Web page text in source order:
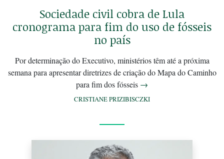
Sociedade civil cobra de Lula
cronograma para fim do uso de fósseis
no país
Por determinação do Executivo, ministérios têm até a próxima
semana para apresentar diretrizes de criação do Mapa do Caminho
para fim dos fósseis →
CRISTIANE PRIZIBISCZKI